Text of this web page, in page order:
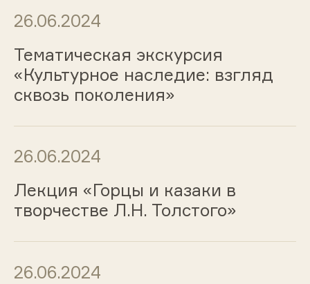
26.06.2024
Тематическая экскурсия
«Культурное наследие: взгляд
сквозь поколения»
26.06.2024
Лекция «Горцы и казаки в
творчестве Л.Н. Толстого»
26.06.2024